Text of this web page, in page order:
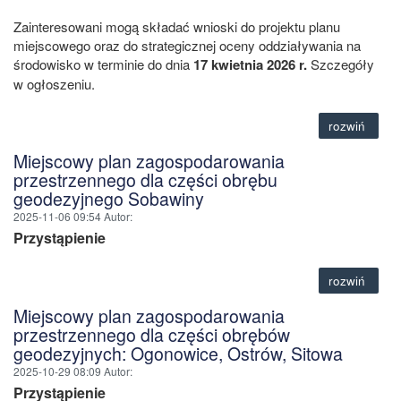
Zainteresowani mogą składać wnioski do projektu planu
miejscowego oraz do strategicznej oceny oddziaływania na
środowisko w terminie do dnia 17 kwietnia 2026 r.Szczegóły
w ogłoszeniu.
rozwiń
Miejscowy plan zagospodarowania
przestrzennego dla części obrębu
geodezyjnego Sobawiny
2025-11-06 09:54Autor:
Przystąpienie
rozwiń
Miejscowy plan zagospodarowania
przestrzennego dla części obrębów
geodezyjnych: Ogonowice, Ostrów, Sitowa
2025-10-29 08:09 Autor:
Przystąpienie